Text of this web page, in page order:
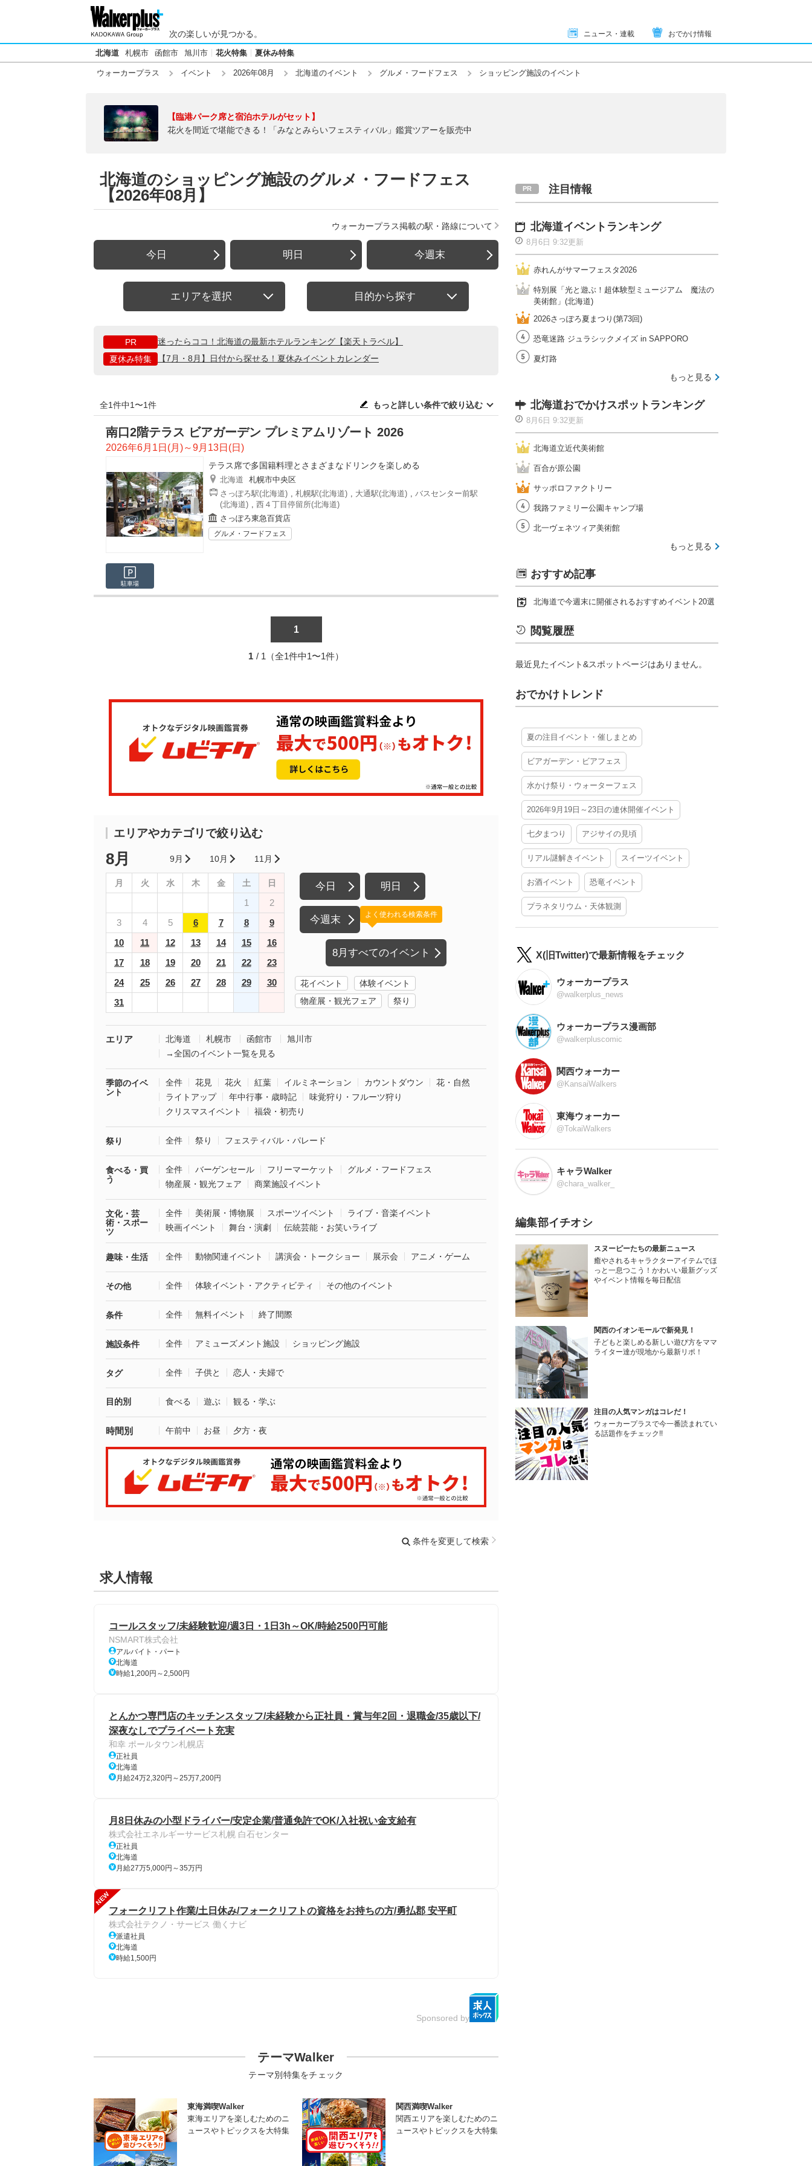
次の楽しいが見つかる。 ニュース・連載 おでかけ情報
北海道 札幌市 函館市 旭川市 花火特集 夏休み特集
ウォーカープラス イベント 2026年08月 北海道のイベント グルメ・フードフェス ショッピング施設のイベント
【臨港パーク席と宿泊ホテルがセット】
花火を間近で堪能できる！「みなとみらいフェスティバル」鑑賞ツアーを販売中
北海道のショッピング施設のグルメ・フードフェス
【2026年08月】
ウォーカープラス掲載の駅・路線について
今日 明日 今週末
エリアを選択 目的から探す
PR
迷ったらココ！北海道の最新ホテルランキング【楽天トラベル】
夏休み特集
【7月・8月】日付から探せる！夏休みイベントカレンダー
全1件中1〜1件 もっと詳しい条件で絞り込む
南口2階テラス ビアガーデン プレミアムリゾート 2026
2026年6月1日(月)～9月13日(日)
テラス席で多国籍料理とさまざまなドリンクを楽しめる
北海道
札幌市中央区
さっぽろ駅(北海道) , 札幌駅(北海道) , 大通駅(北海道) , バスセンター前駅
(北海道) , 西４丁目停留所(北海道)
さっぽろ東急百貨店
グルメ・フードフェス
駐車場
1
1 / 1（全1件中1〜1件）
エリアやカテゴリで絞り込む
8月 9月 10月 11月
月 火 水 木 金 土 日
1
2
3
4 5 6 7 8
9
10
11 12 13 14 15
16
17
18 19 20 21 22
23
24
25 26 27 28 29
30
31
今日 明日
今週末
8月すべてのイベント
よく使われる検索条件
花イベント
体験イベント
物産展・観光フェア
祭り
エリア 北海道 札幌市 函館市
旭川市
→全国のイベント一覧を見る
季節のイベ
ント
全件 花見 花火 紅葉 イルミネーション カウントダウン
花・自然
ライトアップ
年中行事・歳時記
味覚狩り・フルーツ狩り
クリスマスイベント
福袋・初売り
祭り 全件 祭り フェスティバル・パレード
食べる・買
う
全件 バーゲンセール フリーマーケット
グルメ・フードフェス
物産展・観光フェア
商業施設イベント
文化・芸
術・スポー
ツ
全件 美術展・博物展 スポーツイベント
ライブ・音楽イベント
映画イベント
舞台・演劇 伝統芸能・お笑いライブ
趣味・生活 全件 動物関連イベント 講演会・トークショー 展示会 アニメ・ゲーム
その他 全件 体験イベント・アクティビティ その他のイベント
条件 全件 無料イベント 終了間際
施設条件 全件 アミューズメント施設 ショッピング施設
タグ 全件 子供と 恋人・夫婦で
目的別 食べる 遊ぶ 観る・学ぶ
時間別 午前中 お昼 夕方・夜
条件を変更して検索
求人情報
コールスタッフ/未経験歓迎/週3日・1日3h～OK/時給2500円可能
NSMART株式会社
アルバイト・パート
北海道
時給1,200円～2,500円
とんかつ専門店のキッチンスタッフ/未経験から正社員・賞与年2回・退職金/35歳以下/
深夜なしでプライベート充実
和幸 ポールタウン札幌店
正社員
北海道
月給24万2,320円～25万7,200円
月8日休みの小型ドライバー/安定企業/普通免許でOK/入社祝い金支給有
株式会社エネルギーサービス札幌 白石センター
正社員
北海道
月給27万5,000円～35万円
NEW
フォークリフト作業/土日休み/フォークリフトの資格をお持ちの方/勇払郡 安平町
株式会社テクノ・サービス 働くナビ
派遣社員
北海道
時給1,500円
Sponsored by
テーマWalker
テーマ別特集をチェック
東海満喫Walker
東海エリアを楽しむためのニ
ュースやトピックスを大特集
関西満喫Walker
関西エリアを楽しむためのニ
ュースやトピックスを大特集
注目情報
北海道イベントランキング
8月6日 9:32更新
赤れんがサマーフェスタ2026
特別展「光と遊ぶ！超体験型ミュージアム 魔法の
美術館」(北海道)
2026さっぽろ夏まつり(第73回)
恐竜迷路 ジュラシックメイズ in SAPPORO
夏灯路
もっと見る
北海道おでかけスポットランキング
8月6日 9:32更新
北海道立近代美術館
百合が原公園
サッポロファクトリー
我路ファミリー公園キャンプ場
北一ヴェネツィア美術館
もっと見る
おすすめ記事
北海道で今週末に開催されるおすすめイベント20選
閲覧履歴
最近見たイベント&スポットページはありません。
おでかけトレンド
夏の注目イベント・催しまとめ
ビアガーデン・ビアフェス
水かけ祭り・ウォーターフェス
2026年9月19日～23日の連休開催イベント
七夕まつり アジサイの見頃
リアル謎解きイベント スイーツイベント
お酒イベント 恐竜イベント
プラネタリウム・天体観測
X(旧Twitter)で最新情報をチェック
ウォーカープラス
@walkerplus_news
ウォーカープラス漫画部
@walkerpluscomic
関西ウォーカー
@KansaiWalkers
東海ウォーカー
@TokaiWalkers
キャラWalker
@chara_walker_
編集部イチオシ
スヌーピーたちの最新ニュース
癒やされるキャラクターアイテムでほ
っと一息つこう！かわいい最新グッズ
やイベント情報を毎日配信
関西のイオンモールで新発見！
子どもと楽しめる新しい遊び方をママ
ライター達が現地から最新リポ！
注目の人気マンガはコレだ！
ウォーカープラスで今一番読まれてい
る話題作をチェック!!